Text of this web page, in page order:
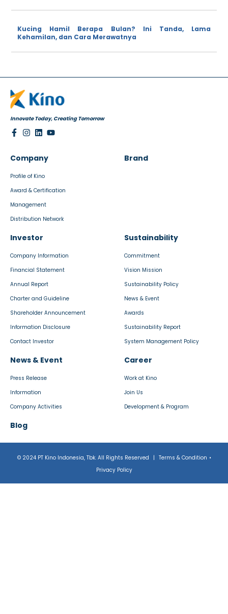
Kucing Hamil Berapa Bulan? Ini Tanda, Lama
Kehamilan, dan Cara Merawatnya
Innovate Today, Creating Tomorrow
Company
Profile of Kino
Award & Certification
Management
Distribution Network
Brand
Investor
Company Information
Financial Statement
Annual Report
Charter and Guideline
Shareholder Announcement
Information Disclosure
Contact Investor
Sustainability
Commitment
Vision Mission
Sustainability Policy
News & Event
Awards
Sustainability Report
System Management Policy
News & Event
Press Release
Information
Company Activities
Career
Work at Kino
Join Us
Development & Program
Blog
© 2024 PT Kino Indonesia, Tbk. All Rights Reserved | Terms & Condition •
Privacy Policy